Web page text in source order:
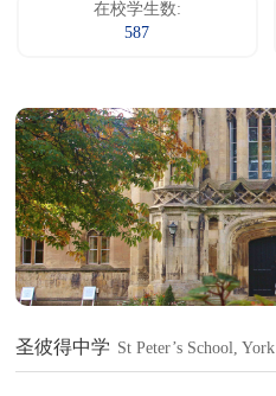
在校学生数:
587
圣彼得中学 St Peter’s School, York